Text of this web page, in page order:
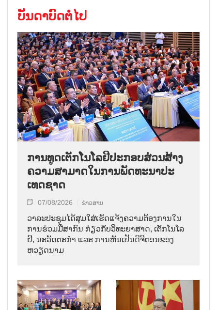
ບັນດາບົດຕໍ່ໄປ
ການ​ທູດ​ເຕັກ​ໂນ​ໂລ​ຢີ​ປະ​ກອບ​ສ່ວນ​ສ້າງ​
ຄວາມ​ສາ​ມາດ​ໃນ​ການ​ພັດ​ທະ​ນາ​ປະ​
ເທດ​ຊາດ
07/08/2026 ຂ່າວສານ
ວາ​ລະ​ປະ​ຊຸມ​ໄດ້​ສຸມ​ໃສ່​ເຮັດ​ແຈ້ງ​ຄວາມ​ຕ້ອງ​ການ​ໃນ​
ການ​ຮ່ວມ​ມື​ສາ​ກົນ ກ່ຽວ​ກັບ​ວິ​ທະ​ຍາ​ສາດ, ເຕັກ​ໂນ​ໂລ​
ຢີ, ນະ​ວັດ​ຕະ​ກຳ ແລະ ການ​ຫັນ​ເປັນ​ດີ​ຈີ​ຕອນ​ຂອງ
ຫວຽດ​ນາມ